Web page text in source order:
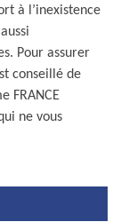
à l’inexistence
Pour assurer
conseillé de
FRANCE
ne vous